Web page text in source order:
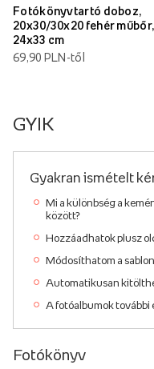
Fotókönyvtartó doboz,
20x30/30x20 fehér műbőr,
24x33 cm
69,90 PLN-től
GYIK
Gyakran ismételt
Mi a különbség a
között?
Hozzáadhatok plusz
Módosíthatom a
Automatikusan
A fotóalbumok további
Fotókönyv